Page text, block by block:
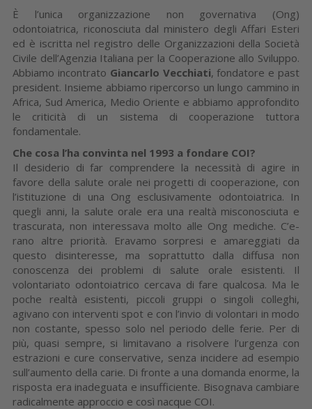
È l’unica organizzazione non governativa (Ong)
odontoiatrica, rico­nosciuta dal ministero degli Affari Esteri
ed è iscritta nel registro delle Organizzazioni della Società
Civile dell’Agenzia Italiana per la Cooperazione allo Sviluppo.
Abbia­mo incontrato Giancarlo Vecchiati, fonda­tore e past
president. Insieme abbiamo ri­percorso un lungo cammino in
Africa, Sud America, Medio Oriente e abbiamo appro­fondito
le criticità di un sistema di coope­razione tuttora
fondamentale.
Che cosa l’ha convinta nel 1993 a fondare COI?
Il desiderio di far comprendere la neces­sità di agire in
favore della salute orale nei progetti di cooperazione, con
l’istituzione di una Ong esclusivamente odontoiatri­ca. In
quegli anni, la salute orale era una realtà misconosciuta e
trascurata, non in­teressava molto alle Ong mediche. C’e­
rano altre priorità. Eravamo sorpresi e amareggiati da
questo disinteresse, ma soprattutto dalla diffusa non
conoscenza dei problemi di salute orale esistenti. Il
volontariato odontoiatrico cercava di fare qualcosa. Ma le
poche realtà esistenti, piccoli gruppi o singoli colleghi,
agivano con interventi spot e con l’invio di volon­tari in modo
non costante, spesso solo nel periodo delle ferie. Per di
più, quasi sempre, si limitavano a risolvere l’urgen­za con
estrazioni e cure conservative, senza incidere ad esempio
sull’aumento della carie. Di fronte a una domanda enorme, la
risposta era inadeguata e in­sufficiente. Bisognava cambiare
radical­mente approccio e così nacque COI.